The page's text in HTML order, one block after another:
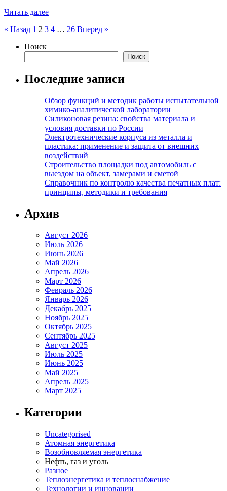
Читать далее
Пагинация
записей
« Назад 1 2 3 4 … 26 Вперед »
Поиск
Поиск
Последние записи
Обзор функций и методик работы испытательной
химико-аналитической лаборатории
Силиконовая резина: свойства материала и
условия доставки по России
Электротехнические корпуса из металла и
пластика: применение и защита от внешних
воздействий
Строительство площадки под автомобиль с
выездом на объект, замерами и сметой
Справочник по контролю качества печатных плат:
принципы, методики и требования
Архив
Август 2026
Июль 2026
Июнь 2026
Май 2026
Апрель 2026
Март 2026
Февраль 2026
Январь 2026
Декабрь 2025
Ноябрь 2025
Октябрь 2025
Сентябрь 2025
Август 2025
Июль 2025
Июнь 2025
Май 2025
Апрель 2025
Март 2025
Категории
Uncategorised
Атомная энергетика
Возобновляемая энергетика
Нефть, газ и уголь
Разное
Теплоэнергетика и теплоснабжение
Технологии и инновации